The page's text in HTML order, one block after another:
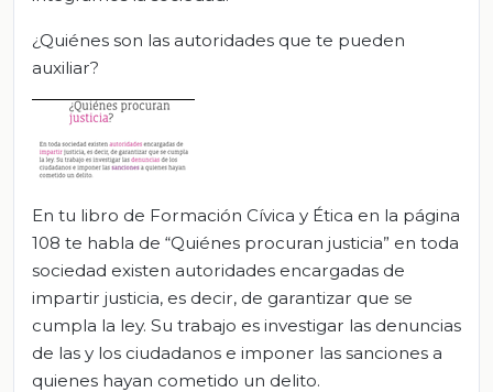
¿Quiénes son las autoridades que te pueden
auxiliar?
En tu libro de Formación Cívica y Ética en la página
108 te habla de “Quiénes procuran justicia” en toda
sociedad existen autoridades encargadas de
impartir justicia, es decir, de garantizar que se
cumpla la ley. Su trabajo es investigar las denuncias
de las y los ciudadanos e imponer las sanciones a
quienes hayan cometido un delito.